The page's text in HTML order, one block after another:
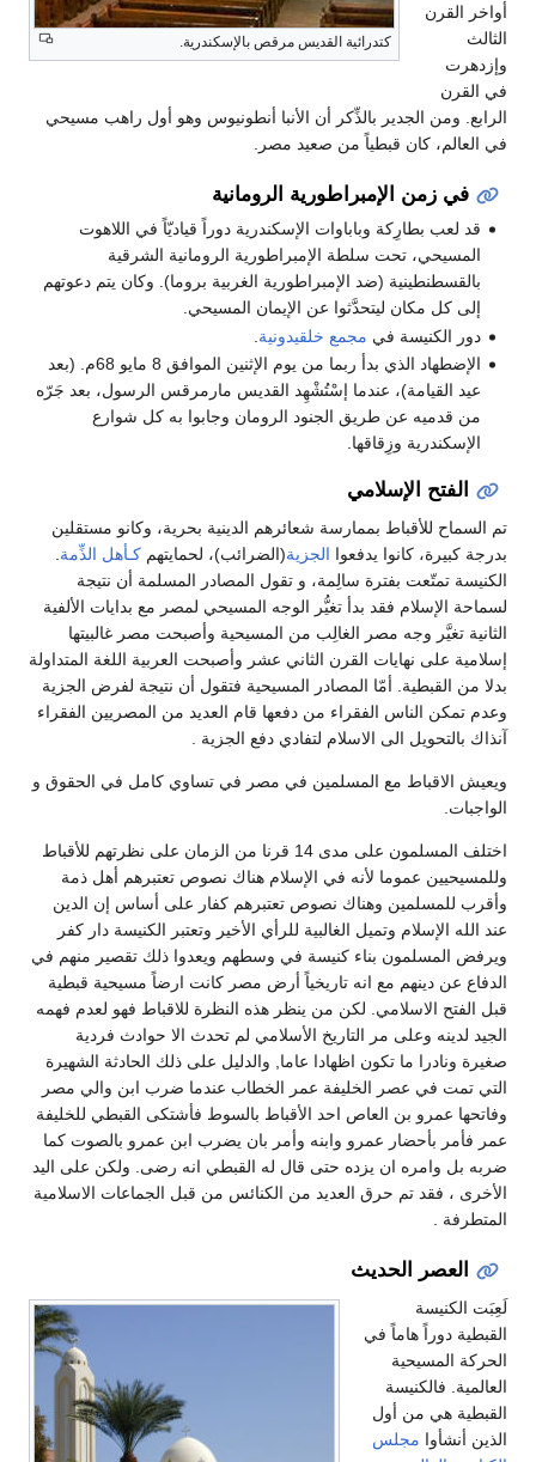
كتدرائية القديس مرقص بالإسكندرية.
أواخر القرن
الثالث
وإزدهرت
في القرن
الرابع. ومن الجدير بالذِّكر أن الأنبا أنطونيوس وهو أول راهب مسيحي
في العالم، كان قبطياً من صعيد مصر.
في زمن الإمبراطورية الرومانية
قد لعب بطارِكة وباباوات الإسكندرية دوراً قياديّاً في اللاهوت
المسيحي، تحت سلطة الإمبراطورية الرومانية الشرقية
بالقسطنطينية (ضد الإمبراطورية الغربية بروما). وكان يتم دعوتهم
إلى كل مكان ليتحدَّثوا عن الإيمان المسيحي.
دور الكنيسة في مجمع خلقيدونية
الإضطهاد الذي بدأ ربما من يوم الإثنين الموافق 8 مايو 68م. (بعد
عيد القيامة)، عندما إسْتُشْهِد القديس مارمرقس الرسول، بعد جَرّه
من قدميه عن طريق الجنود الرومان وجابوا به كل شوارع
الإسكندرية وزِقاقها.
الفتح الإسلامي
تم السماح للأقباط بممارسة شعائرهم الدينية بحرية، وكانو مستقلين
بدرجة كبيرة، كانوا يدفعوا الجزية(الضرائب)، لحمايتهم كـأهل الذِّمة
الكنيسة تمتّعت بفترة سالِمة، و تقول المصادر المسلمة أن نتيجة
لسماحة الإسلام فقد بدأ تغيُّر الوجه المسيحي لمصر مع بدايات الألفية
الثانية تغيَّر وجه مصر الغالِب من المسيحية وأصبحت مصر غالبيتها
إسلامية على نهايات القرن الثاني عشر وأصبحت العربية اللغة المتداولة
بدلا من القبطية. أمّا المصادر المسيحية فتقول أن نتيجة لفرض الجزية
وعدم تمكن الناس الفقراء من دفعها قام العديد من المصريين الفقراء
آنذاك بالتحويل الى الاسلام لتفادي دفع الجزية .
ويعيش الاقباط مع المسلمين في مصر في تساوي كامل في الحقوق و
الواجبات.
اختلف المسلمون على مدى 14 قرنا من الزمان على نظرتهم للأقباط
وللمسيحيين عموما لأنه في الإسلام هناك نصوص تعتبرهم أهل ذمة
وأقرب للمسلمين وهناك نصوص تعتبرهم كفار على أساس إن الدين
عند الله الإسلام وتميل الغالبية للرأي الأخير وتعتبر الكنيسة دار كفر
ويرفض المسلمون بناء كنيسة في وسطهم ويعدوا ذلك تقصير منهم في
الدفاع عن دينهم مع انه تاريخياً أرض مصر كانت ارضاً مسيحية قبطية
قبل الفتح الاسلامي. لكن من ينظر هذه النظرة للاقباط فهو لعدم فهمه
الجيد لدينه وعلى مر التاريخ الأسلامي لم تحدث الا حوادث فردية
صغيرة ونادرا ما تكون اظهادا عاما, والدليل على ذلك الحادثة الشهيرة
التي تمت في عصر الخليفة عمر الخطاب عندما ضرب ابن والي مصر
وفاتحها عمرو بن العاص احد الأقباط بالسوط فأشتكى القبطي للخليفة
عمر فأمر بأحضار عمرو وابنه وأمر بان يضرب ابن عمرو بالصوت كما
ضربه بل وامره ان يزده حتى قال له القبطي انه رضى. ولكن على اليد
الأخرى ، فقد تم حرق العديد من الكنائس من قبل الجماعات الاسلامية
المتطرفة .
العصر الحديث
لَعِبَت الكنيسة
القبطية دوراً هاماً في
الحركة المسيحية
العالمية. فالكنيسة
القبطية هي من أول
الذين أنشأوا مجلس